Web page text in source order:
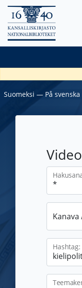
Suomeksi ― På svenska
Hashtag: